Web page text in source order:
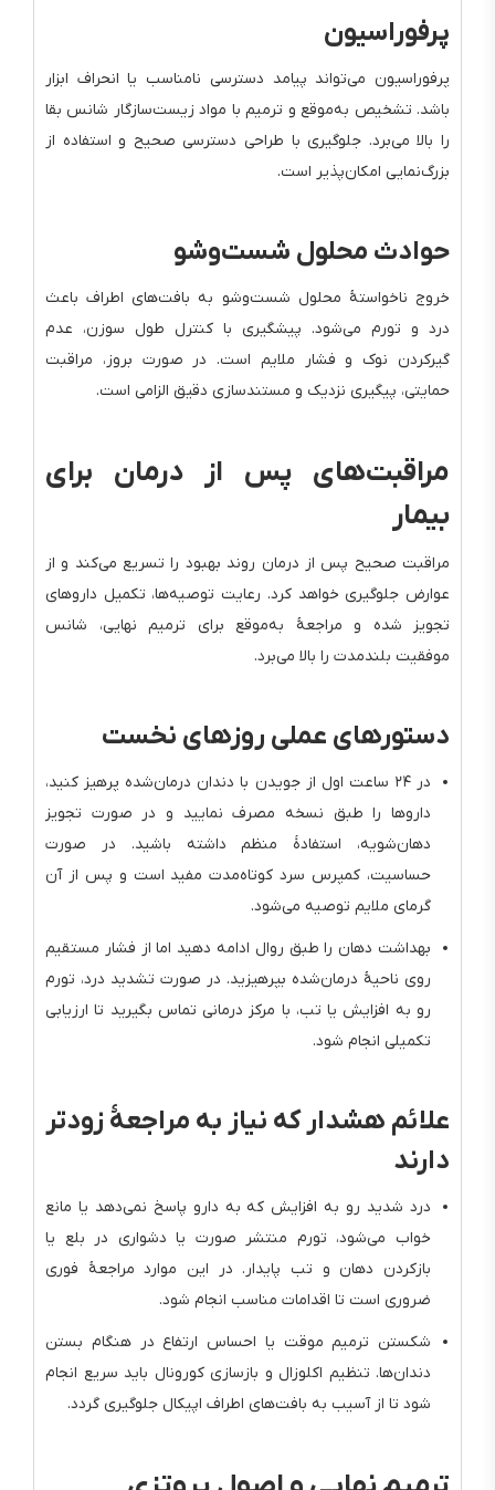
پرفوراسیون
پرفوراسیون می‌تواند پیامد دسترسی نامناسب یا انحراف ابزار
باشد. تشخیص به‌موقع و ترمیم با مواد زیست‌سازگار شانس بقا
را بالا می‌برد. جلوگیری با طراحی دسترسی صحیح و استفاده از
بزرگ‌نمایی امکان‌پذیر است.
حوادث محلول شست‌وشو
خروج ناخواستهٔ محلول شست‌وشو به بافت‌های اطراف باعث
درد و تورم می‌شود. پیشگیری با کنترل طول سوزن، عدم
گیرکردن نوک و فشار ملایم است. در صورت بروز، مراقبت
حمایتی، پیگیری نزدیک و مستندسازی دقیق الزامی است.
مراقبت‌های پس از درمان برای
بیمار
مراقبت صحیح پس از درمان روند بهبود را تسریع می‌کند و از
عوارض جلوگیری خواهد کرد. رعایت توصیه‌ها، تکمیل داروهای
تجویز شده و مراجعهٔ به‌موقع برای ترمیم نهایی، شانس
موفقیت بلندمدت را بالا می‌برد.
دستورهای عملی روزهای نخست
در ۲۴ ساعت اول از جویدن با دندان درمان‌شده پرهیز کنید،
داروها را طبق نسخه مصرف نمایید و در صورت تجویز
دهان‌شویه، استفادهٔ منظم داشته باشید. در صورت
حساسیت، کمپرس سرد کوتاه‌مدت مفید است و پس از آن
گرمای ملایم توصیه می‌شود.
بهداشت دهان را طبق روال ادامه دهید اما از فشار مستقیم
روی ناحیهٔ درمان‌شده بپرهیزید. در صورت تشدید درد، تورم
رو به افزایش یا تب، با مرکز درمانی تماس بگیرید تا ارزیابی
تکمیلی انجام شود.
علائم هشدار که نیاز به مراجعهٔ زودتر
دارند
درد شدید رو به افزایش که به دارو پاسخ نمی‌دهد یا مانع
خواب می‌شود، تورم منتشر صورت یا دشواری در بلع یا
بازکردن دهان و تب پایدار. در این موارد مراجعهٔ فوری
ضروری است تا اقدامات مناسب انجام شود.
شکستن ترمیم موقت یا احساس ارتفاع در هنگام بستن
دندان‌ها. تنظیم اکلوزال و بازسازی کورونال باید سریع انجام
شود تا از آسیب به بافت‌های اطراف اپیکال جلوگیری گردد.